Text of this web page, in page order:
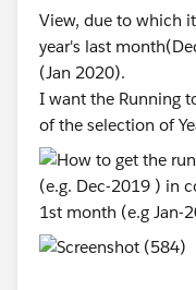
View, due to which
year's last
(Jan 2020).
I want the Running
of the selection of